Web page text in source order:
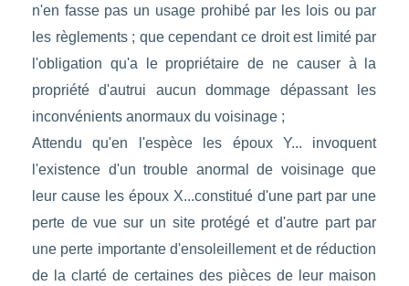
n'en fasse pas un usage prohibé par les lois ou par
les règlements ; que cependant ce droit est limité par
l'obligation qu'a le propriétaire de ne causer à la
propriété d'autrui aucun dommage dépassant les
inconvénients anormaux du voisinage ;
Attendu qu'en l'espèce les époux Y... invoquent
l'existence d'un trouble anormal de voisinage que
leur cause les époux X...constitué d'une part par une
perte de vue sur un site protégé et d'autre part par
une perte importante d'ensoleillement et de réduction
de la clarté de certaines des pièces de leur maison